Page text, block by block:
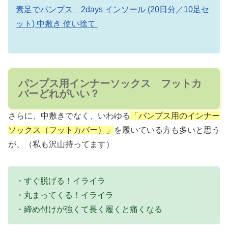
素足でパンプス 2days インソール (20日分／10足セ
ット) 中敷き 使い捨て
パンプス用インナーソックス フットカ
バーどれがいい？
さらに、中敷きでなく、いわゆる
「パンプス用のインナー
ソックス（フットカバー）」
を履いている方も多いと思う
が、（私も沢山持ってます）
・すぐ脱げる！イライラ
・丸まってくる！イライラ
・締め付けが強くて長く履くと痛くなる